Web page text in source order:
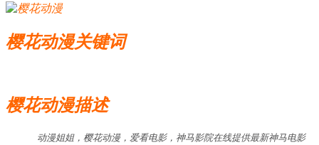
樱花动漫关键词
樱花动漫描述
动漫姐姐，樱花动漫，爱看电影，神马影院在线提供最新神马电影